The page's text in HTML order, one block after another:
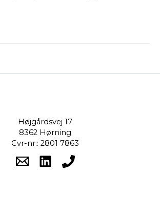
Højgårdsvej 17
8362 Hørning
Cvr-nr.: 2801 7863